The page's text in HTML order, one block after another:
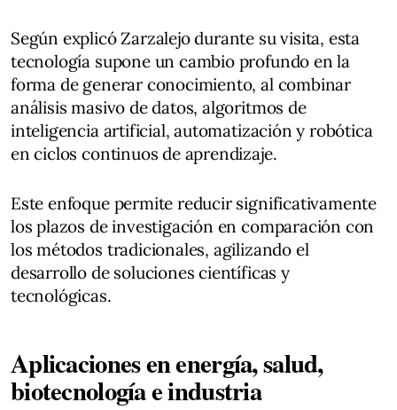
Según explicó Zarzalejo durante su visita, esta
tecnología supone un cambio profundo en la
forma de generar conocimiento, al combinar
análisis masivo de datos, algoritmos de
inteligencia artificial, automatización y robótica
en ciclos continuos de aprendizaje.
Este enfoque permite reducir significativamente
los plazos de investigación en comparación con
los métodos tradicionales, agilizando el
desarrollo de soluciones científicas y
tecnológicas.
Aplicaciones en energía, salud,
biotecnología e industria